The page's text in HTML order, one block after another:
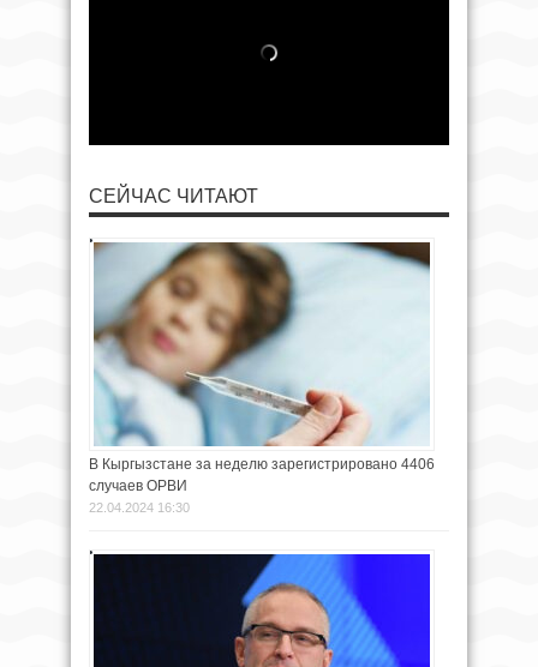
СЕЙЧАС ЧИТАЮТ
В Кыргызстане за неделю зарегистрировано 4406
случаев ОРВИ
22.04.2024 16:30